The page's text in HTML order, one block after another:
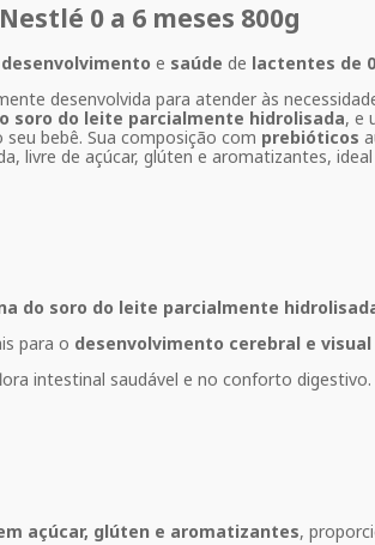
0 a 6 meses 800g
desenvolvimento e saúde de lactentes de
desenvolvida para atender às
soro do leite parcialmente hidrolisada, e
seu bebê. Sua composição com prebióticos
livre de açúcar, glúten e aromatizantes,
do soro do leite parcialmente
para o desenvolvimento cerebral e visual
intestinal saudável e no conforto digestivo.
açúcar, glúten e aromatizantes,